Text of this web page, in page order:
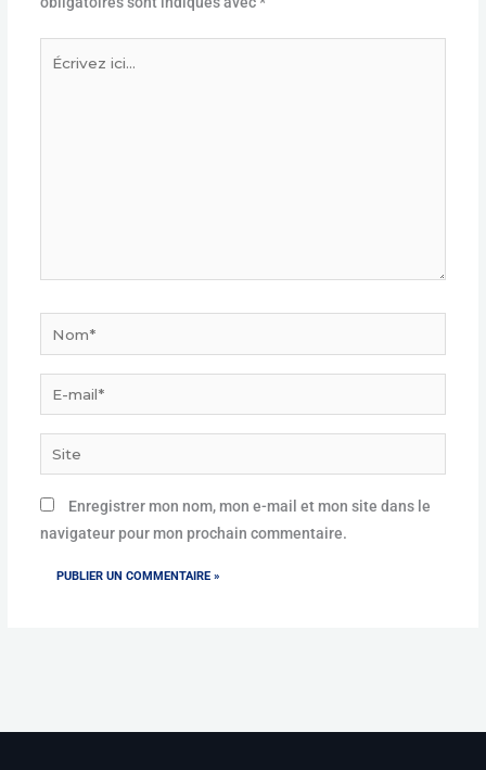
mail*
Site
Enregistrer mon nom, mon e-mail et mon site dans le
navigateur pour mon prochain commentaire.